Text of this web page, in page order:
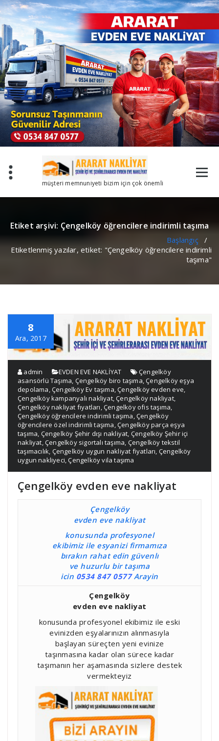
İçeriğe
geç
müşteri memnuniyeti bizim için çok önemli
Etiket arşivi: Çengelköy öğrencilere indirimli taşıma
Başlangıç/
Etiketlenmiş yazılar, etiket: "Çengelköy öğrencilere indirimli
taşıma"
8
Ara, 2017
admin EVDEN EVE NAKLİYAT
Çengelköy
asansörlü Taşıma, Çengelköy biro taşıma,Çengelköy eşya
depolama,Çengelköy Ev taşıma,Çengelköy evden eve,
Çengelköy kampanyalı nakliyat,Çengelköy nakliyat,
Çengelköy nakliyat fıyatları,Çengelköy ofis taşıma,
Çengelköy öğrencilere indirimli taşıma,Çengelköy
öğrencilere özel indirimli taşıma,Çengelköy parça eşya
taşıma, Çengelköy Şehir dışı nakliyat, Çengelköy Şehir içi
nakliyat,Çengelköy sigortalı taşıma, Çengelköy tekstil
taşımacılık, Çengelköy uygun nakliyat fiyatları, Çengelköy
uygun nakliyeci,Çengelköy vila taşıma
Çengelköy evden eve nakliyat
Çengelköy
evden eve nakliyat
konusunda profesyonel
ekibimiz ile esyanizi firmamıza
bırakın rahat edin güvenlı
ve huzurlu bir taşıma
icin 0534 847 0577Arayin
Çengelköy
evden eve nakliyat
konusunda profesyonel ekibimiz ile eski
evinizden eşyalarınızın alınmasıyla
başlayan süreçten yeni evinize
taşınmasına kadar olan sürece kadar
taşımanın her aşamasında sizlere destek
vermekteyiz